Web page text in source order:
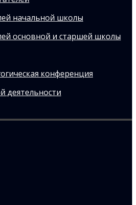
начальной школы
основной и старшей школы
конференция
деятельности